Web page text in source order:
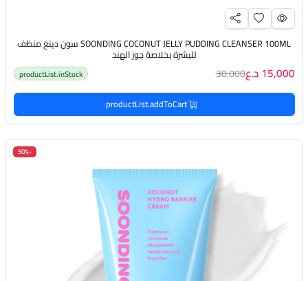
SOONDING COCONUT JELLY PUDDING CLEANSER 100ML سون دينغ منظف
للبشرة بخلاصة جوز الهند
15,000 د.ع 30,000
productList.inStock
productList.addToCart
-50%